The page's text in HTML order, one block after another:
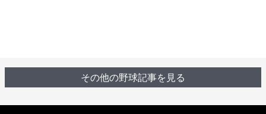
その他の野球記事を見る